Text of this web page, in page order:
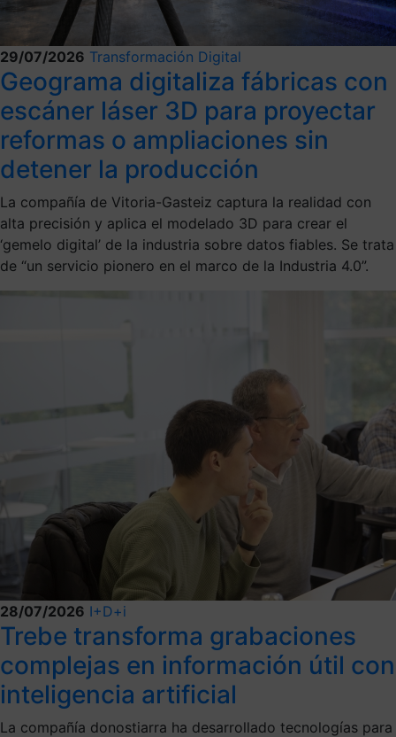
29/07/2026 Transformación Digital
Geograma digitaliza fábricas con
escáner láser 3D para proyectar
reformas o ampliaciones sin
detener la producción
La compañía de Vitoria-Gasteiz captura la realidad con
alta precisión y aplica el modelado 3D para crear el
‘gemelo digital’ de la industria sobre datos fiables. Se trata
de “un servicio pionero en el marco de la Industria 4.0”.
28/07/2026 I+D+i
Trebe transforma grabaciones
complejas en información útil con
inteligencia artificial
La compañía donostiarra ha desarrollado tecnologías para